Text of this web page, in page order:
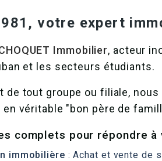
votre expert
Immobilier, acteur
et les secteurs étudiants.
de tout groupe ou filiale,
véritable "bon père de
complets pour répondre à
immobilière : Achat et vente de